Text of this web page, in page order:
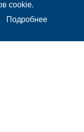
cookie.
Подробнее